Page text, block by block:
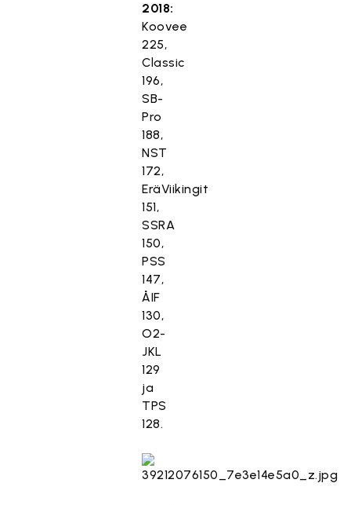
2018:
Koovee
225,
Classic
196,
SB-
Pro
188,
NST
172,
EräViikingit
151,
SSRA
150,
PSS
147,
ÅIF
130,
O2-
JKL
129
ja
TPS
128.